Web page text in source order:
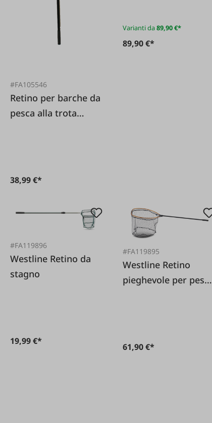
#FA105546
Retino per barche da
pesca alla trota
38,99 €*
Varianti da89,90 €*
89,90 €*
#FA119896
Westline Retino da
stagno
19,99 €*
#FA119895
Westline Retino
pieghevole per pesci
61,90 €*